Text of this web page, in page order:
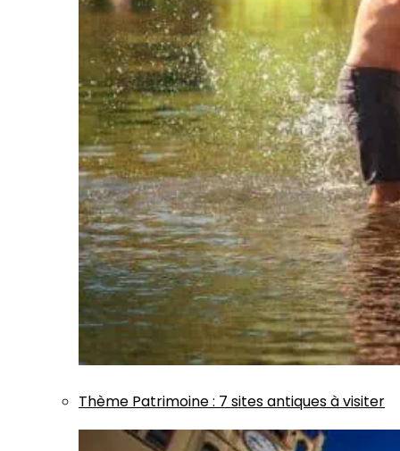
Thème Patrimoine: 7 sites antiques à visiter